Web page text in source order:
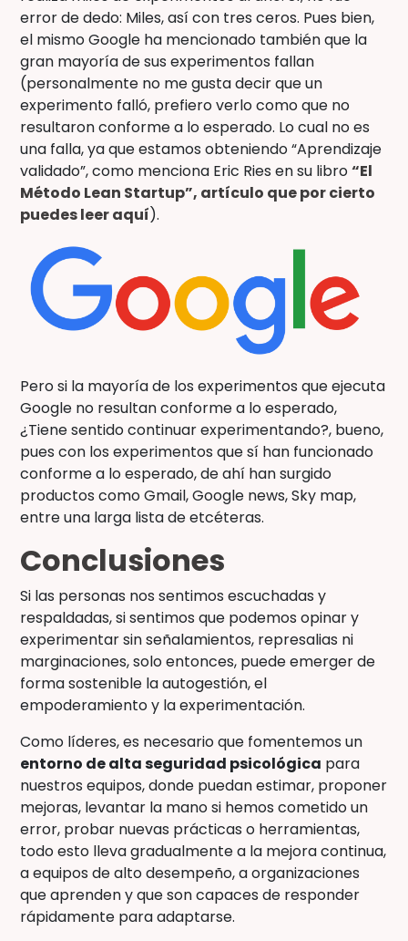
error de dedo: Miles, así con tres ceros. Pues bien,
el mismo Google ha mencionado también que la
gran mayoría de sus experimentos fallan
(personalmente no me gusta decir que un
experimento falló, prefiero verlo como que no
resultaron conforme a lo esperado. Lo cual no es
una falla, ya que estamos obteniendo “Aprendizaje
validado”, como menciona Eric Ries en su libro“El
Método Lean Startup”, artículo que por cierto
puedes leer aquí).
Pero si la mayoría de los experimentos que ejecuta
Google no resultan conforme a lo esperado,
¿Tiene sentido continuar experimentando?, bueno,
pues con los experimentos que sí han funcionado
conforme a lo esperado, de ahí han surgido
productos como Gmail, Google news, Sky map,
entre una larga lista de etcéteras.
Conclusiones
Si las personas nos sentimos escuchadas y
respaldadas, si sentimos que podemos opinar y
experimentar sin señalamientos, represalias ni
marginaciones, solo entonces, puede emerger de
forma sostenible la autogestión, el
empoderamiento y la experimentación.
Como líderes, es necesario que fomentemos un
entorno de alta seguridad psicológica para
nuestros equipos, donde puedan estimar, proponer
mejoras, levantar la mano si hemos cometido un
error, probar nuevas prácticas o herramientas,
todo esto lleva gradualmente a la mejora continua,
a equipos de alto desempeño, a organizaciones
que aprenden y que son capaces de responder
rápidamente para adaptarse.